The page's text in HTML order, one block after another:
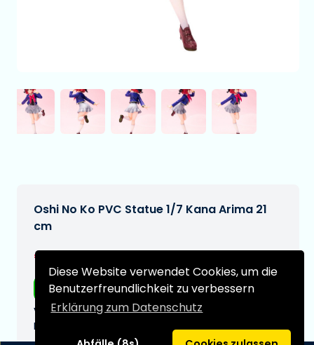
Diese Website verwendet Cookies, um die
Benutzerfreundlichkeit zu verbessern
Erklärung zum Datenschutz
Oshi No Ko PVC Statue 1/7 Kana Arima 21
cm
€199,99
Kostenloser Versand
Voraussichtliches Lieferdatum:
N/A